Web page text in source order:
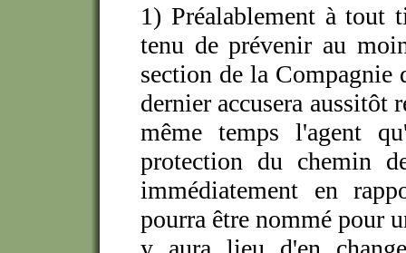
1) Préalablement à tout
tenu de prévenir au
section de la Compagnie
dernier accusera aussitôt
même temps l'agent
protection du chemin
immédiatement en
pourra être nommé pour